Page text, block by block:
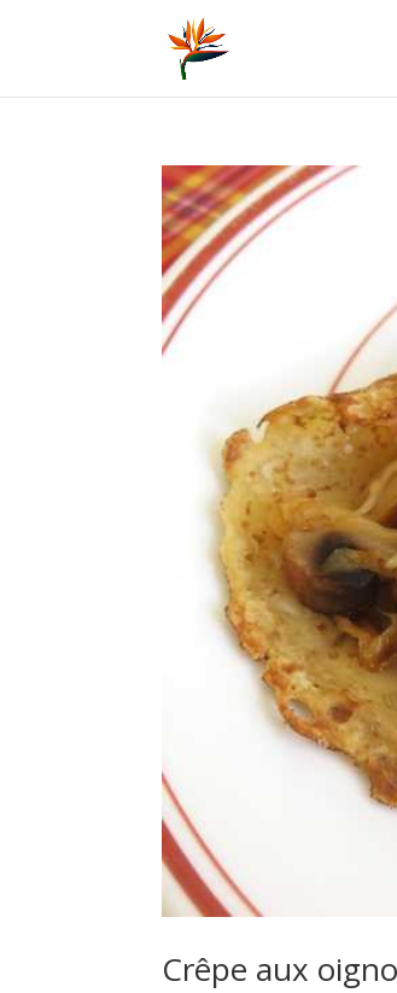
Crêpe aux